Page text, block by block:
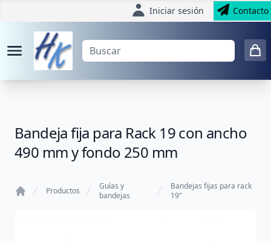
Iniciar sesión Contacto
Bandeja fija para Rack 19 con ancho
490 mm y fondo 250 mm
Productos
Guías y
bandejas
Bandejas fijas para rack
19"